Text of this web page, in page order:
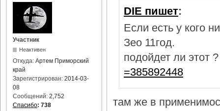
Участник
Неактивен
Откуда: Артем Приморский
край
Зарегистрирован: 2014-03-
08
Сообщений: 2,752
Спасибо: 738
DIE пишет:
Если есть у кого
Зео 11год.
подойдет ли этот
=385892448
там же в